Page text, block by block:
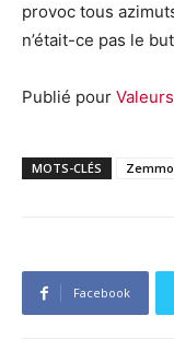
provoc tous
n’était-ce pas le
Publié pour
MOTS-CLÉS
Facebook